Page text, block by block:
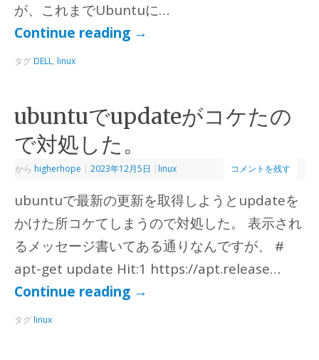
が、これまでUbuntuに…
Continue reading →
タグ DELL, linux
ubuntuでupdateがコケたの
で対処した。
から higherhope | 2023年12月5日 | linux コメントを残す
ubuntuで最新の更新を取得しようとupdateを
かけた所コケてしまうので対処した。 表示され
るメッセージ書いてある通りなんですが、 #
apt-get update Hit:1 https://apt.release…
Continue reading →
タグ linux